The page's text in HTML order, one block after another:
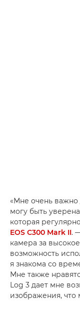
«Мне очень важно
могу быть
которая
EOS C300 Mark II.
камера за
возможность
я знакома со
Мне также
Log 3 дает мне
изображения, что